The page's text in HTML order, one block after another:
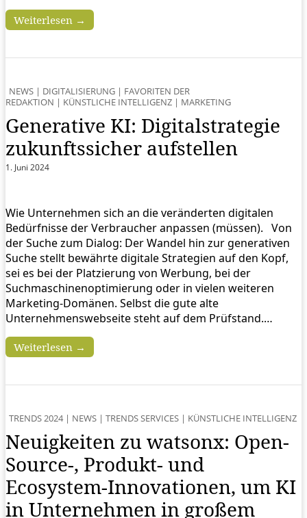
Weiterlesen →
NEWS | DIGITALISIERUNG | FAVORITEN DER
REDAKTION | KÜNSTLICHE INTELLIGENZ | MARKETING
Generative KI: Digitalstrategie
zukunftssicher aufstellen
1. Juni 2024
Wie Unternehmen sich an die veränderten digitalen
Bedürfnisse der Verbraucher anpassen (müssen). Von
der Suche zum Dialog: Der Wandel hin zur generativen
Suche stellt bewährte digitale Strategien auf den Kopf,
sei es bei der Platzierung von Werbung, bei der
Suchmaschinenoptimierung oder in vielen weiteren
Marketing-Domänen. Selbst die gute alte
Unternehmenswebseite steht auf dem Prüfstand.…
Weiterlesen →
TRENDS 2024| NEWS | TRENDS SERVICES | KÜNSTLICHE INTELLIGENZ
Neuigkeiten zu watsonx: Open-
Source-, Produkt- und
Ecosystem-Innovationen, um KI
in Unternehmen in großem